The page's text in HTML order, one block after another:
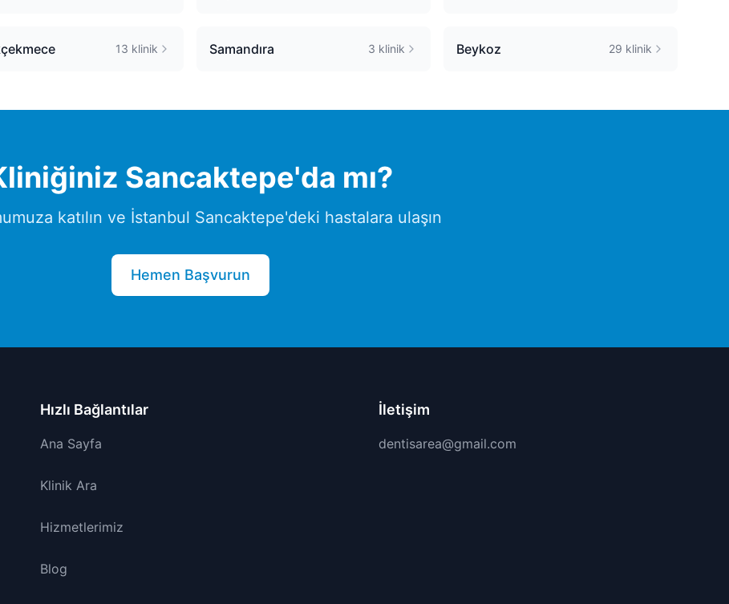
13 klinik Samandıra 3 klinik Beykoz 29 klinik
Sancaktepe'da mı?
katılın ve İstanbul Sancaktepe'deki hastalara ulaşın
Hemen Başvurun
Hızlı Bağlantılar
Ana Sayfa
Klinik Ara
Hizmetlerimiz
Blog
İletişim
dentisarea@gmail.com